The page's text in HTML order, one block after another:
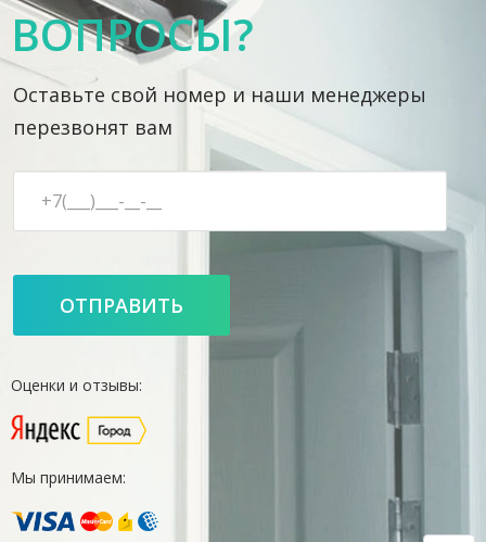
ВОПРОСЫ?
Оставьте свой номер и наши менеджеры
перезвонят вам
Оценки и отзывы:
Мы принимаем: